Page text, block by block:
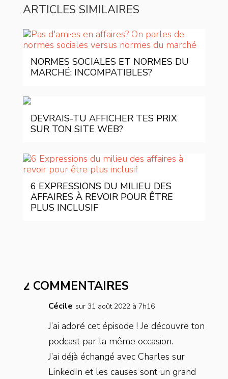
ARTICLES SIMILAIRES
NORMES SOCIALES ET NORMES DU
MARCHÉ: INCOMPATIBLES?
DEVRAIS-TU AFFICHER TES PRIX
SUR TON SITE WEB?
6 EXPRESSIONS DU MILIEU DES
AFFAIRES À REVOIR POUR ÊTRE
PLUS INCLUSIF
2 COMMENTAIRES
Cécile sur 31 août 2022 à 7h16
J’ai adoré cet épisode ! Je découvre ton
podcast par la même occasion.
J’ai déjà échangé avec Charles sur
LinkedIn et les causes sont un grand